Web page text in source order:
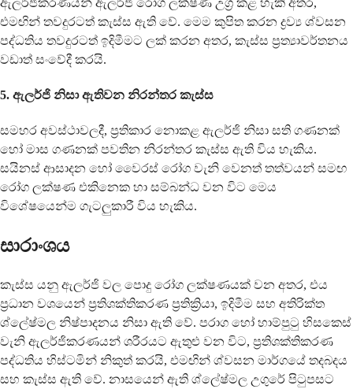
එමඟින් තවදුරටත් කැස්ස ඇති වේ. මෙම කුපිත කරන ද්‍රව්‍ය ශ්වසන
පද්ධතිය තවදුරටත් ඉදිමීමට ලක් කරන අතර, කැස්ස ප්‍රත්‍යාවර්තනය
වඩාත් සංවේදී කරයි.
5. ඇලර්ජි නිසා ඇතිවන නිරන්තර කැස්ස
සමහර අවස්ථාවලදී, ප්‍රතිකාර නොකළ ඇලර්ජි නිසා සති ගණනක්
හෝ මාස ගණනක් පවතින නිරන්තර කැස්ස ඇති විය හැකිය.
සයිනස් ආසාදන හෝ වෛරස් රෝග වැනි වෙනත් තත්වයන් සමඟ
රෝග ලක්ෂණ එකිනෙක හා සම්බන්ධ වන විට මෙය
විශේෂයෙන්ම ගැටලුකාරී විය හැකිය.
සාරාංශය
කැස්ස යනු ඇලර්ජි වල පොදු රෝග ලක්ෂණයක් වන අතර, එය
ප්‍රධාන වශයෙන් ප්‍රතිශක්තිකරණ ප්‍රතික්‍රියා, ඉදිමීම සහ අතිරික්ත
ශ්ලේෂ්මල නිෂ්පාදනය නිසා ඇති වේ. පරාග හෝ හාම්පුටු හිසකෙස්
වැනි ඇලර්ජිකරණයන් ශරීරයට ඇතුළු වන විට, ප්‍රතිශක්තිකරණ
පද්ධතිය හිස්ටමින් නිකුත් කරයි, එමඟින් ශ්වසන මාර්ගයේ තදබදය
සහ කැස්ස ඇති වේ. නාසයෙන් ඇති ශ්ලේෂ්මල උගුරේ පිටුපසට